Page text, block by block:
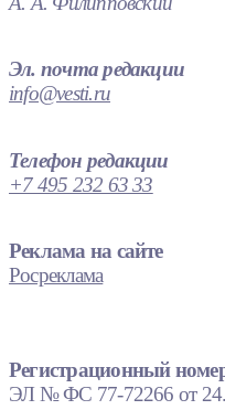
Эл. почта редакции
info@vesti.ru
Телефон редакции
+7 495 232 63 33
Реклама на сайте
Росреклама
Регистрационный
ЭЛ № ФС 77-72266 от